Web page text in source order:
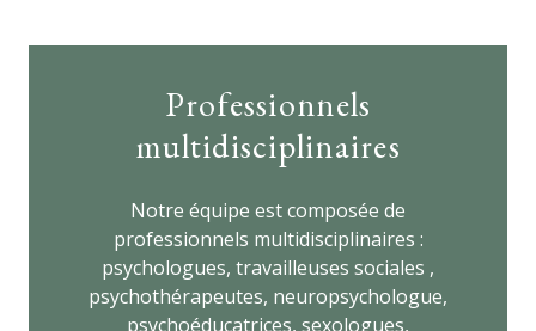
Professionnels
multidisciplinaires
Notre équipe est composée de
professionnels multidisciplinaires :
psychologues, travailleuses sociales ,
psychothérapeutes, neuropsychologue,
psychoéducatrices, sexologues,